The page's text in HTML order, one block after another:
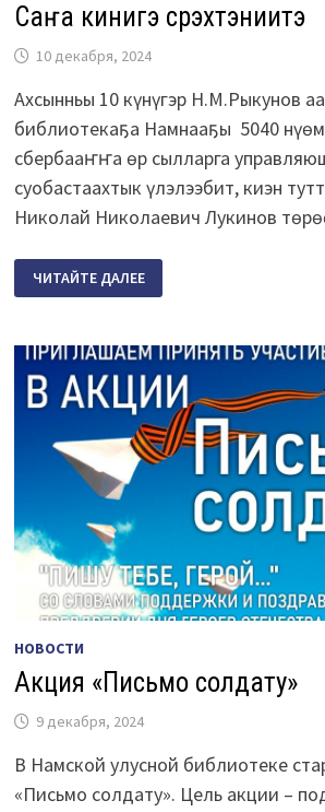
Саҥа кинигэ сүрэхтэниитэ
10 декабря, 2024
Ахсынньы 10 күнүгэр Н.М.Рыкунов
библиотекаҕа Намнааҕы 5040
сбербааҥҥа өр сылларга
суобастаахтык үлэлээбит, киэн
Николай Николаевич Лукинов
САҤА
КИНИГЭ
СҮРЭХТЭНИИТЭ
ЧИТАЙТЕ ДАЛЕЕ
НОВОСТИ
Акция «Письмо солдату»
9 декабря, 2024
В Намской улусной библиотеке
«Письмо солдату». Цель акции –